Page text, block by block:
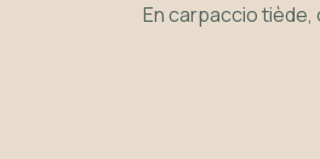
En carpaccio